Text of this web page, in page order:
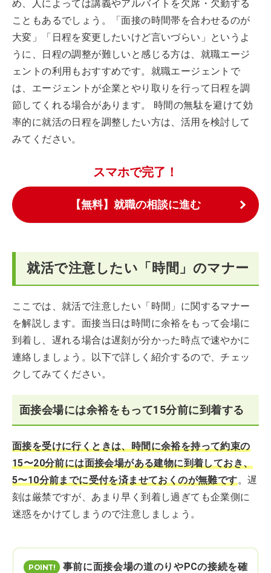
め、人によっては講義やアルバイトを欠席・欠勤する
こともあるでしょう。「面接の時間帯を合わせるのが
大変」「日程を変更したいけど言いづらい」というよ
うに、日程の調整が難しいと感じる方は、就職エージ
ェントの利用もおすすめです。就職エージェントで
は、エージェントが企業とやり取りを行って日程を調
節してくれる場合があります。 時間の無駄を避けて効
率的に就活の日程を調整したい方は、活用を検討して
みてください。
スマホで完了！
【無料】就職の相談に進む
就活で注意したい「時間」のマナー
ここでは、就活で注意したい「時間」に関するマナー
を解説します。面接当日は時間に余裕をもって会場に
到着し、遅れる場合は遅刻が分かった時点で速やかに
連絡しましょう。以下で詳しく紹介するので、チェッ
クしてみてください。
面接会場には余裕をもって15分前に到着する
面接を受けに行くときは、時間に余裕を持って約束の
15〜20分前には面接会場がある建物に到着しておき、
5〜10分前までに受付を済ませておくのが無難です。遅
刻は厳禁ですが、あまり早く到着し過ぎても企業側に
迷惑をかけてしまうので注意しましょう。
事前に面接会場の道のりやPCの接続を確